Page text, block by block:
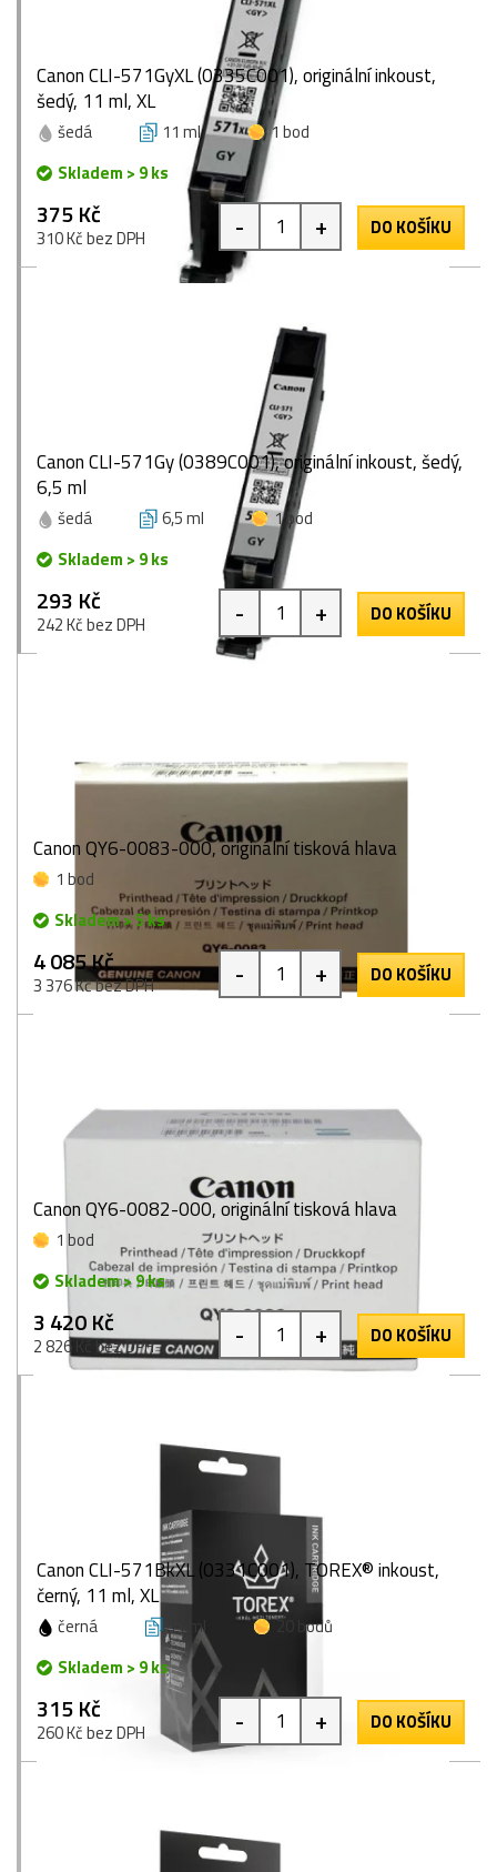
Canon CLI-571GyXL (0335C001), originální inkoust,
šedý, 11 ml, XL
šedá 11 ml
1 bod
Skladem > 9 ks
375 Kč
310 Kč bez DPH - + DO KOŠÍKU
Canon CLI-571Gy (0389C001), originální inkoust, šedý,
6,5 ml
šedá 6,5 ml
1 bod
Skladem > 9 ks
293 Kč
242 Kč bez DPH - + DO KOŠÍKU
Canon QY6-0083-000, originální tisková hlava
1 bod
Skladem > 5 ks
4 085 Kč
3 376 Kč bez DPH - + DO KOŠÍKU
Canon QY6-0082-000, originální tisková hlava
1 bod
Skladem > 9 ks
3 420 Kč
2 826 Kč bez DPH - + DO KOŠÍKU
Canon CLI-571BkXL (0331C001), TOREX® inkoust,
černý, 11 ml, XL
černá 11 ml
20 bodů
Skladem > 9 ks
315 Kč
260 Kč bez DPH - + DO KOŠÍKU